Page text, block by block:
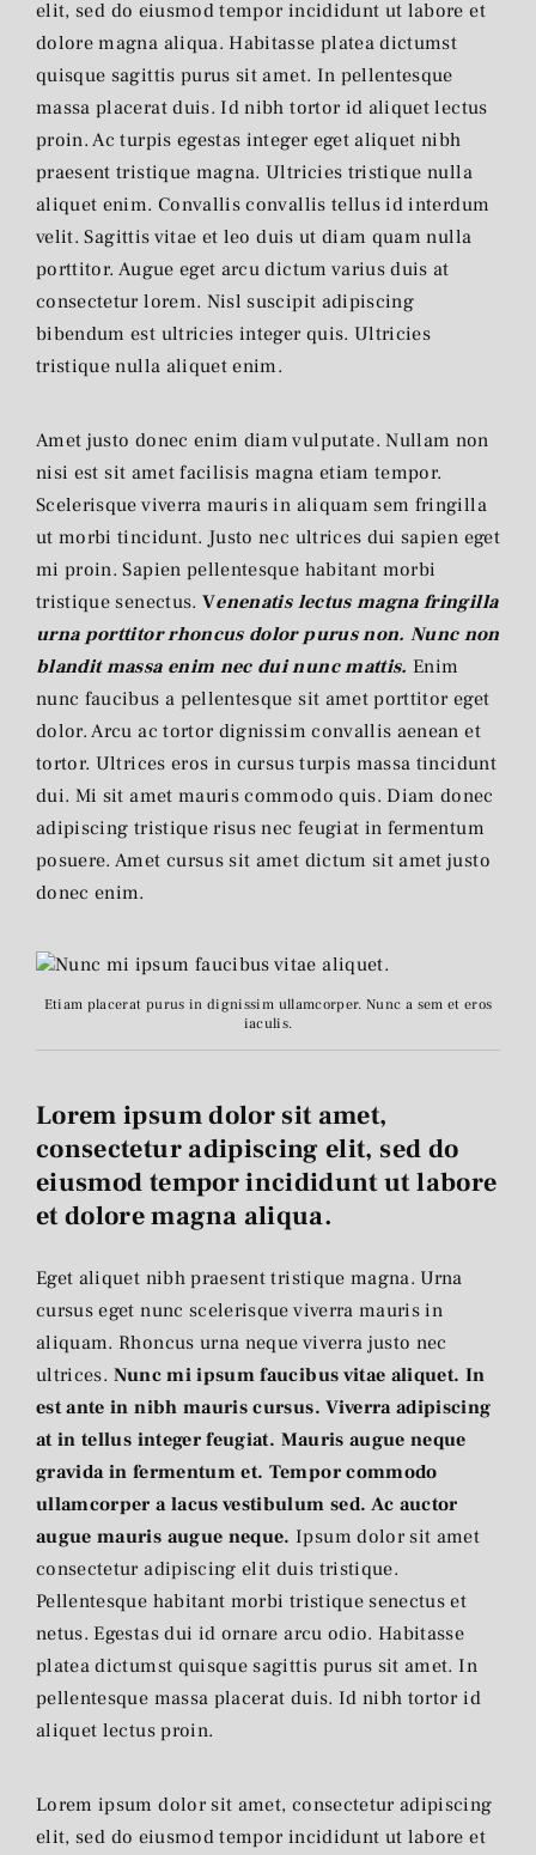
elit, sed do eiusmod tempor incididunt ut labore et
dolore magna aliqua. Habitasse platea dictumst
quisque sagittis purus sit amet. In pellentesque
massa placerat duis. Id nibh tortor id aliquet lectus
proin. Ac turpis egestas integer eget aliquet nibh
praesent tristique magna. Ultricies tristique nulla
aliquet enim. Convallis convallis tellus id interdum
velit. Sagittis vitae et leo duis ut diam quam nulla
porttitor. Augue eget arcu dictum varius duis at
consectetur lorem. Nisl suscipit adipiscing
bibendum est ultricies integer quis. Ultricies
tristique nulla aliquet enim.
Amet justo donec enim diam vulputate. Nullam non
nisi est sit amet facilisis magna etiam tempor.
Scelerisque viverra mauris in aliquam sem fringilla
ut morbi tincidunt. Justo nec ultrices dui sapien eget
mi proin. Sapien pellentesque habitant morbi
tristique senectus. Venenatis lectus magna fringilla
urna porttitor rhoncus dolor purus non. Nunc non
blandit massa enim nec dui nunc mattis. Enim
nunc faucibus a pellentesque sit amet porttitor eget
dolor. Arcu ac tortor dignissim convallis aenean et
tortor. Ultrices eros in cursus turpis massa tincidunt
dui. Mi sit amet mauris commodo quis. Diam donec
adipiscing tristique risus nec feugiat in fermentum
posuere. Amet cursus sit amet dictum sit amet justo
donec enim.
Etiam placerat purus in dignissim ullamcorper. Nunc a sem et eros
iaculis.
Lorem ipsum dolor sit amet,
consectetur adipiscing elit, sed do
eiusmod tempor incididunt ut labore
et dolore magna aliqua.
Eget aliquet nibh praesent tristique magna. Urna
cursus eget nunc scelerisque viverra mauris in
aliquam. Rhoncus urna neque viverra justo nec
ultrices. Nunc mi ipsum faucibus vitae aliquet. In
est ante in nibh mauris cursus. Viverra adipiscing
at in tellus integer feugiat. Mauris augue neque
gravida in fermentum et. Tempor commodo
ullamcorper a lacus vestibulum sed. Ac auctor
augue mauris augue neque. Ipsum dolor sit amet
consectetur adipiscing elit duis tristique.
Pellentesque habitant morbi tristique senectus et
netus. Egestas dui id ornare arcu odio. Habitasse
platea dictumst quisque sagittis purus sit amet. In
pellentesque massa placerat duis. Id nibh tortor id
aliquet lectus proin.
Lorem ipsum dolor sit amet, consectetur adipiscing
elit, sed do eiusmod tempor incididunt ut labore et